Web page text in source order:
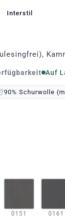
Interstil
Auf
90% Schurwolle
0151 0161